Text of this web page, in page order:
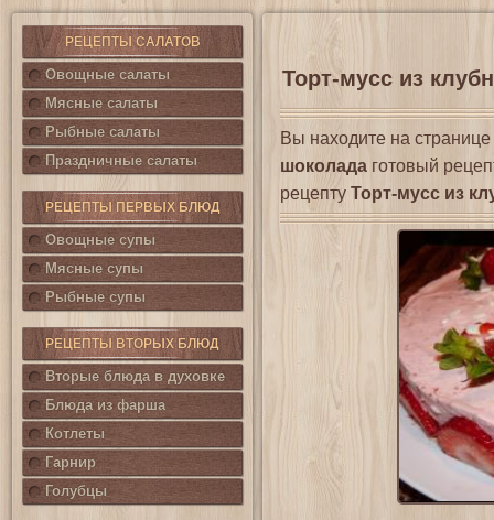
РЕЦЕПТЫ САЛАТОВ
Овощные салаты
Мясные салаты
Рыбные салаты
Праздничные салаты
РЕЦЕПТЫ ПЕРВЫХ БЛЮД
Овощные супы
Мясные супы
Рыбные супы
РЕЦЕПТЫ ВТОРЫХ БЛЮД
Вторые блюда в духовке
Блюда из фарша
Котлеты
Гарнир
Голубцы
Торт-мусс из
Вы находите на странице
шоколада готовый
рецепту Торт-мусс из